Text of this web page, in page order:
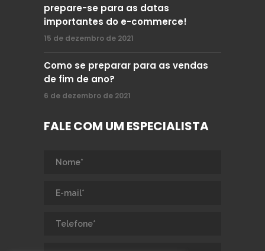
prepare-se para as datas
importantes do e-commerce!
15 de dezembro de 2021
Como se preparar para as vendas
de fim de ano?
6 de dezembro de 2021
FALE COM UM ESPECIALISTA